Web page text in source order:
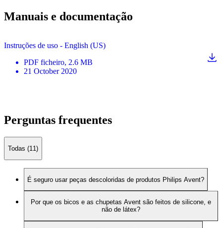
Manuais e documentação
Instruções de uso - English (US)
PDF ficheiro, 2.6 MB
21 October 2020
Perguntas frequentes
Todas (11)
É seguro usar peças descoloridas de produtos Philips Avent?
Por que os bicos e as chupetas Avent são feitos de silicone, e
não de látex?